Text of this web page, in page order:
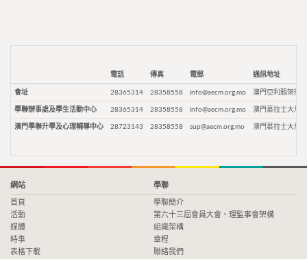
電話 傳真 電郵 通訊地址
會址 28365314 28358558 info@aecm.org.mo 澳門亞利鴉架街9
學聯辦事處及學生活動中心 28365314 28358558 info@aecm.org.mo 澳門慕拉士大馬
澳門學聯升學及心理輔導中心 28723143 28358558 sup@aecm.org.mo 澳門慕拉士大馬
網站
首頁
活動
媒體
時事
表格下載
學聯
學聯簡介
第六十三屆會員大會、理監事會架構
組織架構
章程
聯絡我們